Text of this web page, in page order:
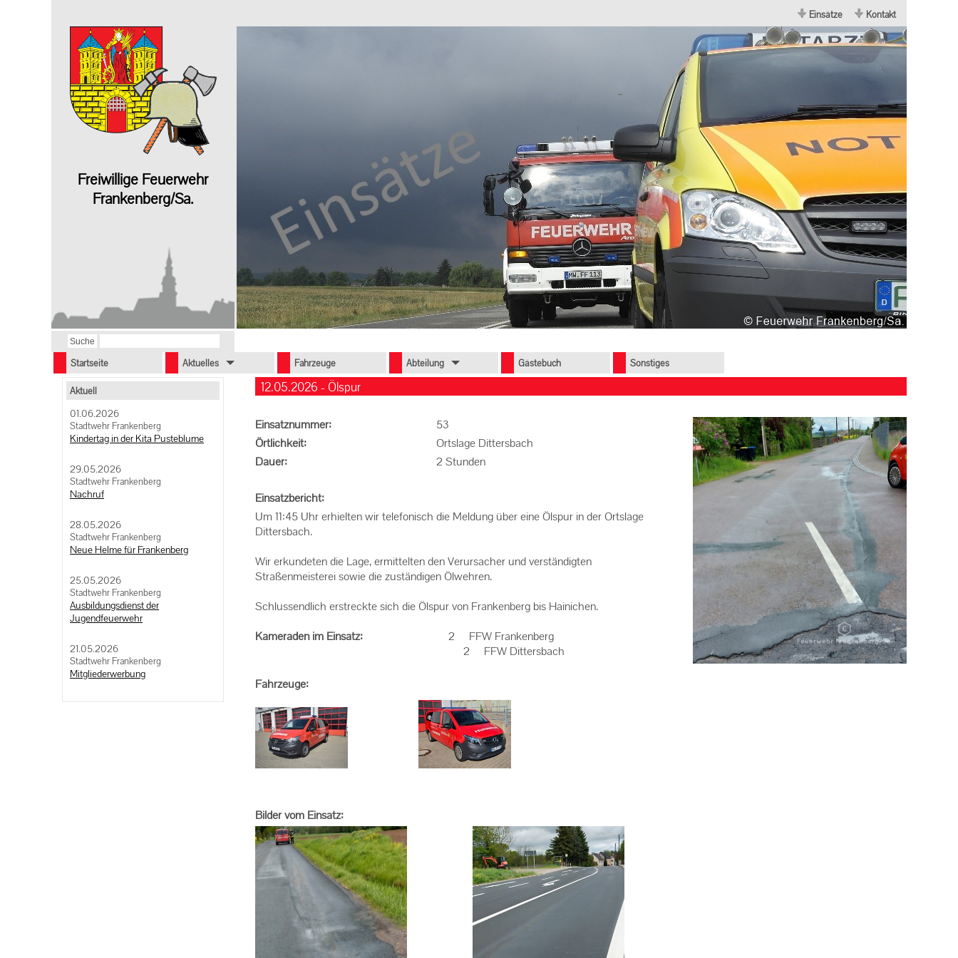
Einsätze Kontakt
Freiwillige Feuerwehr
Frankenberg/Sa.
Startseite Aktuelles Fahrzeuge Abteilung Gästebuch Sonstiges
12.05.2026 - Ölspur
Einsatznummer:
53
Örtlichkeit:
Ortslage Dittersbach
Dauer:
2 Stunden
Einsatzbericht:
Um 11:45 Uhr erhielten wir telefonisch die Meldung über eine Ölspur in der Ortslage
Dittersbach.
Wir erkundeten die Lage, ermittelten den Verursacher und verständigten
Straßenmeisterei sowie die zuständigen Ölwehren.
Schlussendlich erstreckte sich die Ölspur von Frankenberg bis Hainichen.
Kameraden im Einsatz:
2 FFW Frankenberg
2 FFW Dittersbach
Fahrzeuge:
Bilder vom Einsatz:
Aktuell
01.06.2026
Stadtwehr Frankenberg
Kindertag in der Kita Pusteblume
29.05.2026
Stadtwehr Frankenberg
Nachruf
28.05.2026
Stadtwehr Frankenberg
Neue Helme für Frankenberg
25.05.2026
Stadtwehr Frankenberg
Ausbildungsdienst der
Jugendfeuerwehr
21.05.2026
Stadtwehr Frankenberg
Mitgliederwerbung